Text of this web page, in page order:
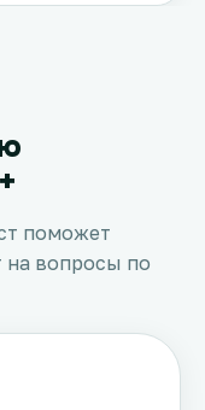
поможет
на вопросы по